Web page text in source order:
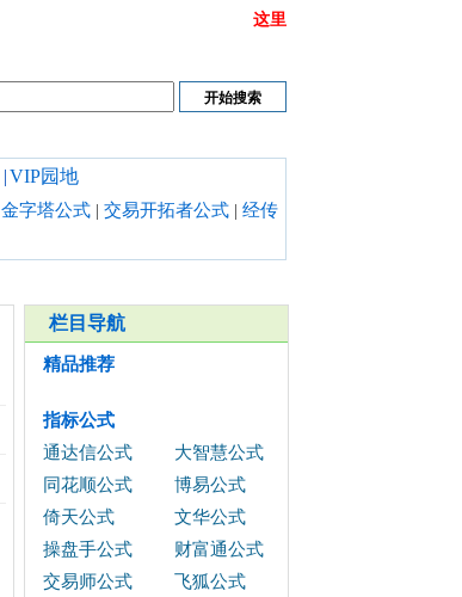
这里
|VIP园地
金字塔公式 | 交易开拓者公式 | 经传
栏目导航
精品推荐
指标公式
通达信公式
大智慧公式
同花顺公式
博易公式
倚天公式
文华公式
操盘手公式
财富通公式
交易师公式
飞狐公式